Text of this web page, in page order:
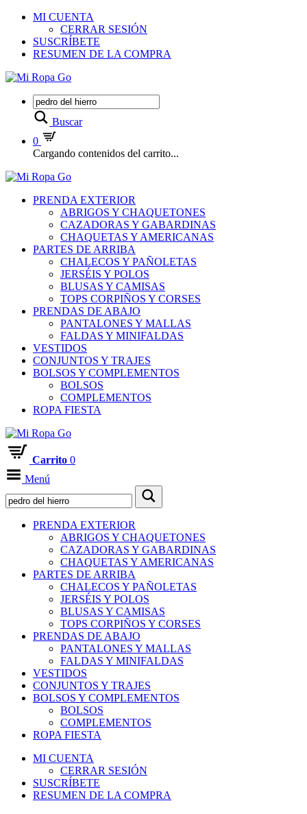
MI CUENTA
CERRAR SESIÓN
SUSCRÍBETE
RESUMEN DE LA COMPRA
Buscar
0
Cargando contenidos del carrito...
PRENDA EXTERIOR
ABRIGOS Y CHAQUETONES
CAZADORAS Y GABARDINAS
CHAQUETAS Y AMERICANAS
PARTES DE ARRIBA
CHALECOS Y PAÑOLETAS
JERSÉIS Y POLOS
BLUSAS Y CAMISAS
TOPS CORPIÑOS Y CORSES
PRENDAS DE ABAJO
PANTALONES Y MALLAS
FALDAS Y MINIFALDAS
VESTIDOS
CONJUNTOS Y TRAJES
BOLSOS Y COMPLEMENTOS
BOLSOS
COMPLEMENTOS
ROPA FIESTA
Carrito 0
Menú
PRENDA EXTERIOR
ABRIGOS Y CHAQUETONES
CAZADORAS Y GABARDINAS
CHAQUETAS Y AMERICANAS
PARTES DE ARRIBA
CHALECOS Y PAÑOLETAS
JERSÉIS Y POLOS
BLUSAS Y CAMISAS
TOPS CORPIÑOS Y CORSES
PRENDAS DE ABAJO
PANTALONES Y MALLAS
FALDAS Y MINIFALDAS
VESTIDOS
CONJUNTOS Y TRAJES
BOLSOS Y COMPLEMENTOS
BOLSOS
COMPLEMENTOS
ROPA FIESTA
MI CUENTA
CERRAR SESIÓN
SUSCRÍBETE
RESUMEN DE LA COMPRA